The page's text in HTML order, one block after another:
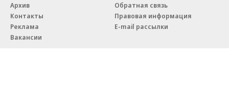
Архив
Контакты
Реклама
Вакансии
Обратная связь
Правовая информация
E-mail рассылки